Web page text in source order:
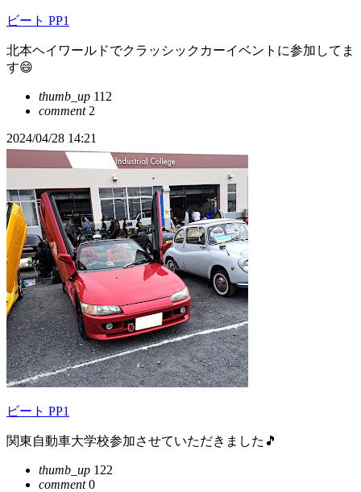
ビート PP1
北本ヘイワールドでクラッシックカーイベントに参加してま
す😄
thumb_up 112
comment2
2024/04/28 14:21
ビート PP1
関東自動車大学校参加させていただきました🎵
thumb_up 122
comment0